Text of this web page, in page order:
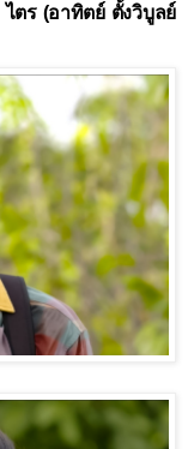
ไตร (อาทิตย์ ตั้งวิบูลย์